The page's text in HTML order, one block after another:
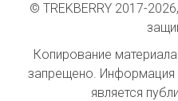
© TREKBERRY 2017-
Копирование
запрещено. Информация
является